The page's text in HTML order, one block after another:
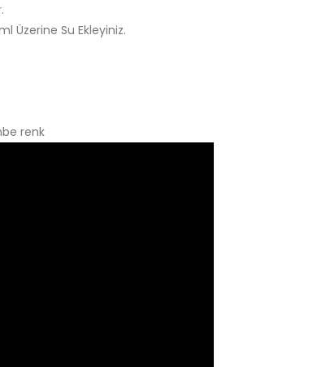
Üzerine Su Ekleyiniz.
renk